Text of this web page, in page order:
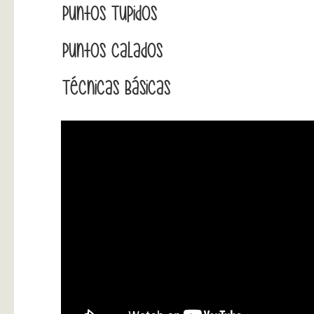
Puntos Tupidos
Puntos Calados
Técnicas Básicas